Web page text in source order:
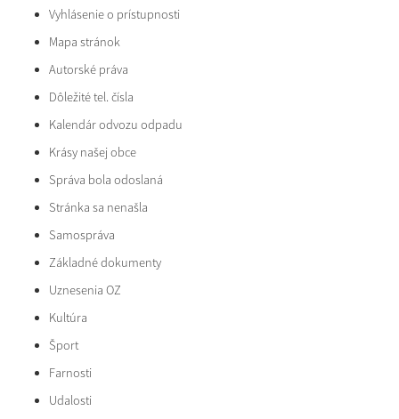
Vyhlásenie o prístupnosti
Mapa stránok
Autorské práva
Dôležité tel. čísla
Kalendár odvozu odpadu
Krásy našej obce
Správa bola odoslaná
Stránka sa nenašla
Samospráva
Základné dokumenty
Uznesenia OZ
Kultúra
Šport
Farnosti
Udalosti